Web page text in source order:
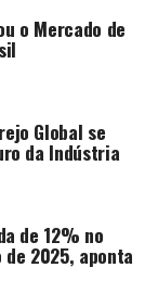
o Mercado de
Global se
da Indústria
de 12% no
2025, aponta